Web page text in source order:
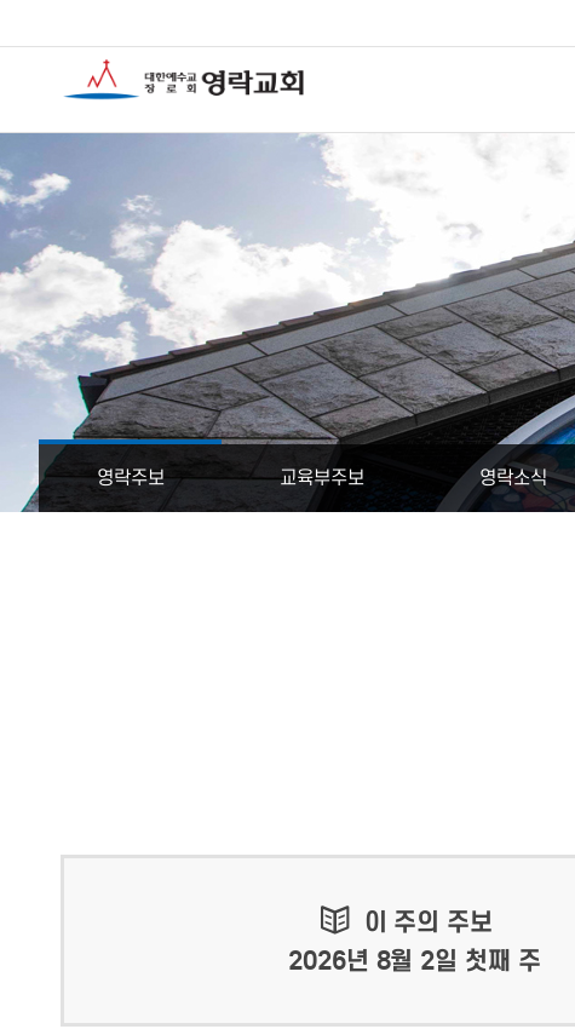
영락주보 교육부주보 영락소식
이 주의 주보
2026년 8월 2일 첫째 주